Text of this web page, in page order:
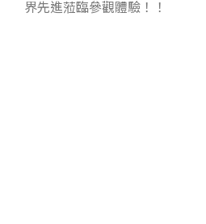
界先進蒞臨參觀體驗！！